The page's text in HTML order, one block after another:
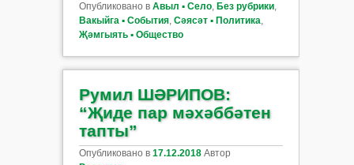
Опубликовано в Авыл ▪ Село, Без рубрики,
Вакыйга ▪ События, Сәясәт ▪ Политика,
Җәмгыять ▪ Общество
Румил ШӘРИПОВ:
“Җиде пар мәхәббәтен
тапты”
Опубликовано в 17.12.2018 Автор